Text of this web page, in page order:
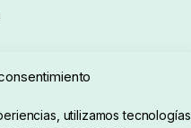
utilizamos tecnologías